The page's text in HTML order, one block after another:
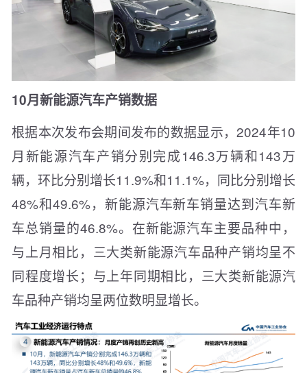
10月新能源汽车产销数据
根据本次发布会期间发布的数据显示，2024年10
月新能源汽车产销分别完成146.3万辆和143万
辆，环比分别增长11.9%和11.1%，同比分别增长
48%和49.6%，新能源汽车新车销量达到汽车新
车总销量的46.8%。在新能源汽车主要品种中，
与上月相比，三大类新能源汽车品种产销均呈不
同程度增长；与上年同期相比，三大类新能源汽
车品种产销均呈两位数明显增长。